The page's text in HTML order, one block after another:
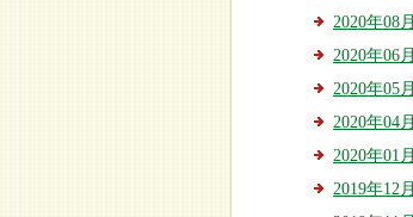
2020年08月
2020年06月
2020年05月
2020年04月
2020年01月
2019年12月